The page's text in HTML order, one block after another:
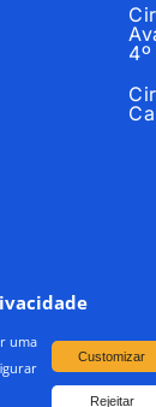
uma
Customizar
Rejeitar